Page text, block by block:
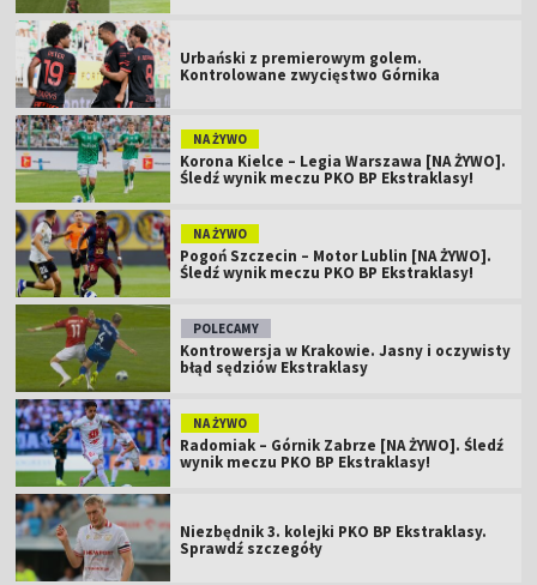
Urbański z premierowym golem.
Kontrolowane zwycięstwo Górnika
NA ŻYWO
Korona Kielce – Legia Warszawa [NA ŻYWO].
Śledź wynik meczu PKO BP Ekstraklasy!
NA ŻYWO
Pogoń Szczecin – Motor Lublin [NA ŻYWO].
Śledź wynik meczu PKO BP Ekstraklasy!
POLECAMY
Kontrowersja w Krakowie. Jasny i oczywisty
błąd sędziów Ekstraklasy
NA ŻYWO
Radomiak – Górnik Zabrze [NA ŻYWO]. Śledź
wynik meczu PKO BP Ekstraklasy!
Niezbędnik 3. kolejki PKO BP Ekstraklasy.
Sprawdź szczegóły